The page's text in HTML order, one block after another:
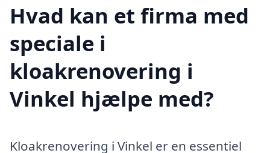
Hvad kan et firma med
speciale i
kloakrenovering i
Vinkel hjælpe med?
Kloakrenovering i Vinkel er en essentiel